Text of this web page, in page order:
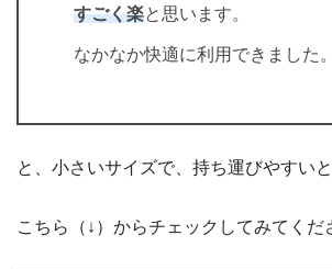
すごく楽と思います。
なかなか快適に利用できました。
と、小さいサイズで、持ち運びやすいと
こちら（↓）からチェックしてみてくだ